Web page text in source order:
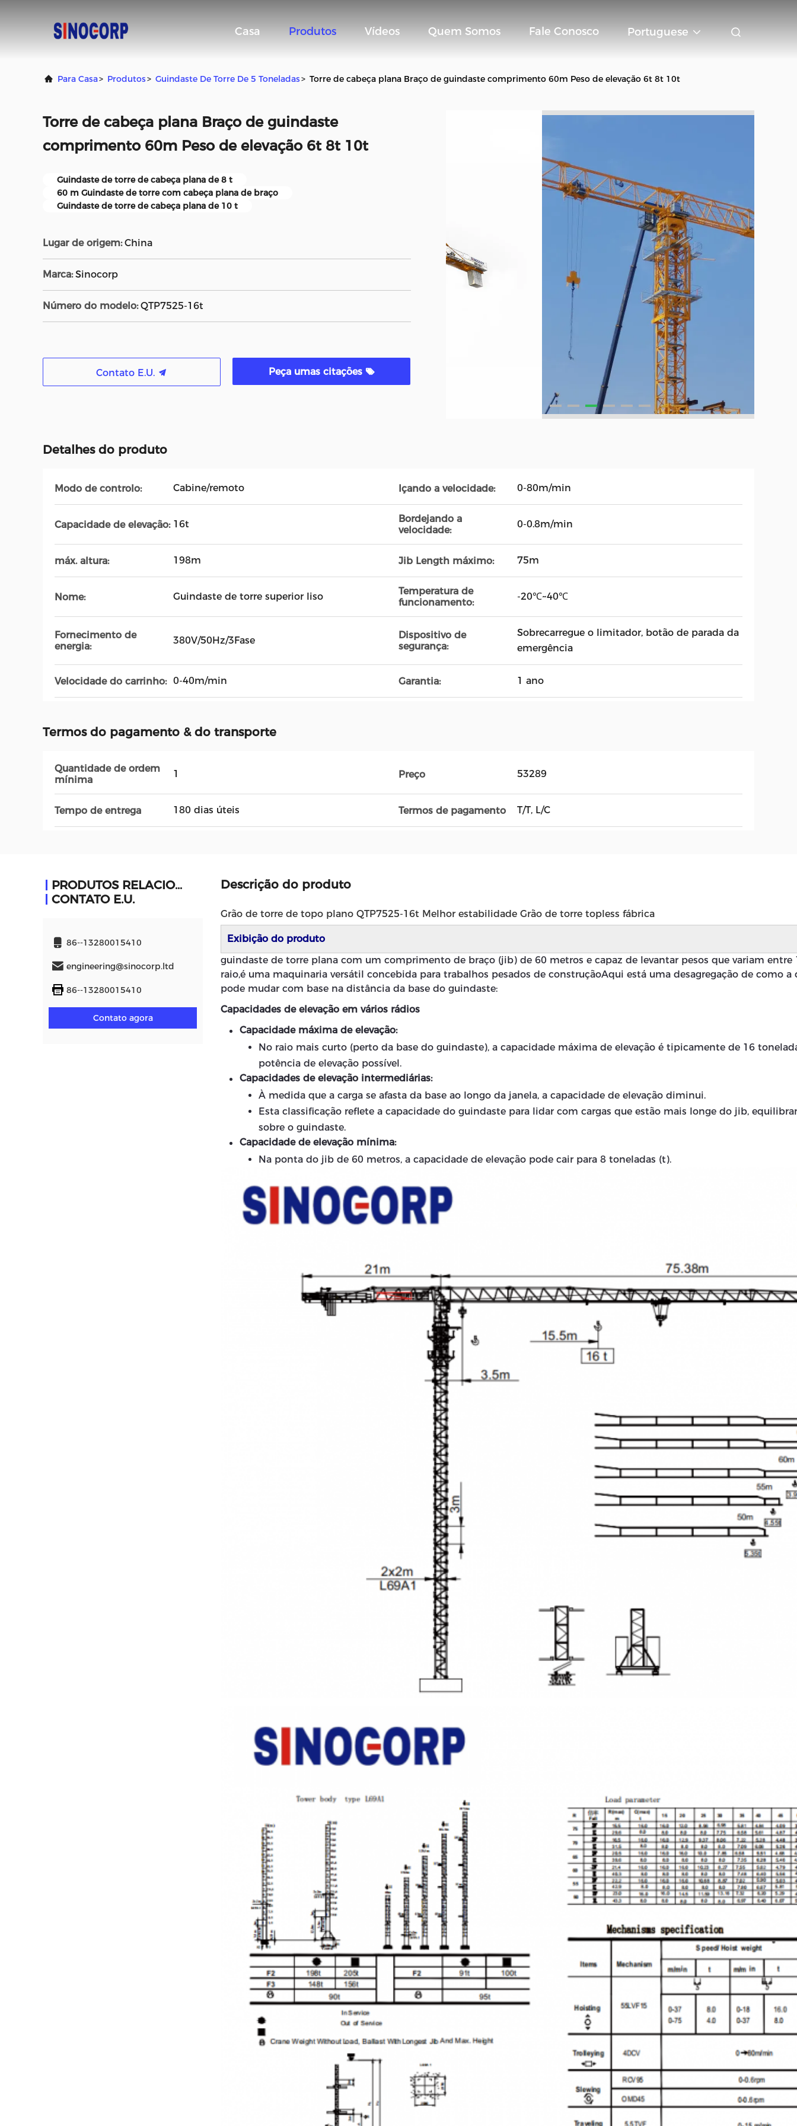
Casa Produtos Vídeos Quem Somos Fale Conosco Portuguese
Para Casa> Produtos> Guindaste De Torre De 5 Toneladas> Torre de cabeça plana Braço de guindaste comprimento 60m Peso de elevação 6t 8t 10t
Torre de cabeça plana Braço de guindaste
comprimento 60m Peso de elevação 6t 8t 10t
Guindaste de torre de cabeça plana de 8 t
60 m Guindaste de torre com cabeça plana de braço
Guindaste de torre de cabeça plana de 10 t
Lugar de origem: China
Marca: Sinocorp
Número do modelo: QTP7525-16t
Contato E.U. Peça umas citações
Detalhes do produto
Modo de controlo: Cabine/remoto Içando a velocidade: 0-80m/min
Capacidade de elevação: 16t
Bordejando a
velocidade:
0-0.8m/min
máx. altura: 198m Jib Length máximo: 75m
Nome: Guindaste de torre superior liso
Temperatura de
funcionamento:
-20℃~40℃
Fornecimento de
energia:
380V/50Hz/3Fase
Dispositivo de
segurança:
Sobrecarregue o limitador, botão de parada da
emergência
Velocidade do carrinho: 0-40m/min Garantia: 1 ano
Termos do pagamento & do transporte
Quantidade de ordem
mínima
1 Preço 53289
Tempo de entrega 180 dias úteis Termos de pagamento T/T, L/C
PRODUTOS RELACIONADOS
CONTATO E.U.
86--13280015410
engineering@sinocorp.ltd
86--13280015410
Contato agora
Descrição do produto
Grão de torre de topo plano QTP7525-16t Melhor estabilidade Grão de torre topless fábrica
Exibição do produto
guindaste de torre plana com um comprimento de braço (jib) de 60 metros e capaz de levantar pesos que variam entre
raio,é uma maquinaria versátil concebida para trabalhos pesados de construçãoAqui está uma desagregação de como a
pode mudar com base na distância da base do guindaste:
Capacidades de elevação em vários rádios
Capacidade máxima de elevação:
No raio mais curto (perto da base do guindaste), a capacidade máxima de elevação é tipicamente de 16
potência de elevação possível.
Capacidades de elevação intermediárias:
À medida que a carga se afasta da base ao longo da janela, a capacidade de elevação diminui.
Esta classificação reflete a capacidade do guindaste para lidar com cargas que estão mais longe do jib,
sobre o guindaste.
Capacidade de elevação mínima:
Na ponta do jib de 60 metros, a capacidade de elevação pode cair para 8 toneladas (t).